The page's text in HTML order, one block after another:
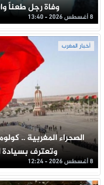
وفاة رجل طعناً
8 أغسطس 2026 - 13:40
أخبار المغرب
الصحراء المغربية ..
وتعترف
8 أغسطس 2026 - 12:24